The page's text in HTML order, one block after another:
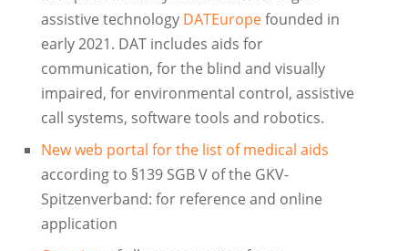
assistive technology DATEuropefounded in
early 2021. DAT includes aids for
communication, for the blind and visually
impaired, for environmental control, assistive
call systems, software tools and robotics.
New web portal for the list of medical aids
according to §139 SGB V of the GKV-
Spitzenverband: for reference and online
application